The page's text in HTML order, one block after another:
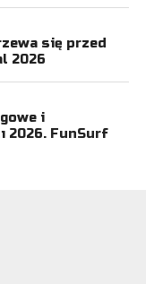
się przed
2026
i
2026. FunSurf